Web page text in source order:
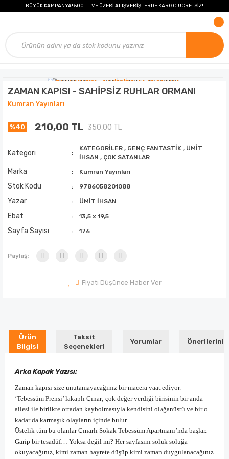
BÜYÜK KAMPANYA! 500 TL VE ÜZERİ ALIŞVERİŞLERDE KARGO ÜCRETSİZ!
ZAMAN KAPISI - SAHİPSİZ RUHLAR ORMANI
Kumran Yayınları
%40 210,00 TL 350,00 TL
Kategori
KATEGORİLER , GENÇ FANTASTİK , ÜMİT
İHSAN , ÇOK SATANLAR
Marka Kumran Yayınları
Stok Kodu 9786058201088
Yazar ÜMİT İHSAN
Ebat 13,5 x 19,5
Sayfa Sayısı 176
Paylaş:
Fiyatı Düşünce Haber Ver
Ürün
Bilgisi
Taksit
Seçenekleri
Yorumlar Önerileriniz
Arka Kapak Yazısı:
Zaman kapısı size unutamayacağınız bir macera vaat ediyor.
‘Tebessüm Prensi’ lakaplı Çınar; çok değer verdiği birisinin bir anda
ailesi ile birlikte ortadan kaybolmasıyla kendisini olağanüstü ve bir o
kadar da karmaşık olayların içinde bulur.
Üstelik tüm bu olanlar Çınarlı Sokak Tebessüm Apartmanı’nda başlar.
Garip bir tesadüf… Yoksa değil mi? Her sayfasını soluk soluğa
okuyacağınız, kimi zaman hayrete düşüp kimi zaman duygulanacağınız